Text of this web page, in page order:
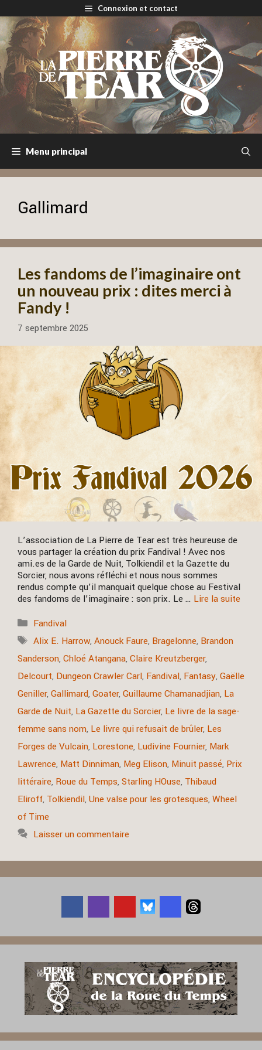
au
contenu
Connexion et contact
Menu principal
Gallimard
Les fandoms de l’imaginaire ont
un nouveau prix : dites merci à
Fandy !
7 septembre 2025
L’association de La Pierre de Tear est très heureuse de
vous partager la création du prix Fandival ! Avec nos
ami.es de la Garde de Nuit, Tolkiendil et la Gazette du
Sorcier, nous avons réfléchi et nous nous sommes
rendus compte qu’il manquait quelque chose au Festival
des fandoms de l’imaginaire : son prix. Le … Lire la suite
Catégories
Fandival
Étiquettes
Alix E. Harrow,Anouck Faure, Bragelonne, Brandon
Sanderson, Chloé Atangana, Claire Kreutzberger,
Delcourt, Dungeon Crawler Carl, Fandival, Fantasy, Gaëlle
Geniller, Gallimard, Goater, Guillaume Chamanadjian, La
Garde de Nuit, La Gazette du Sorcier, Le livre de la sage-
femme sans nom, Le livre qui refusait de brûler, Les
Forges de Vulcain, Lorestone, Ludivine Fournier, Mark
Lawrence, Matt Dinniman, Meg Elison, Minuit passé, Prix
littéraire, Roue du Temps, Starling HOuse, Thibaud
Eliroff, Tolkiendil, Une valse pour les grotesques, Wheel
of Time
Laisser un commentaire